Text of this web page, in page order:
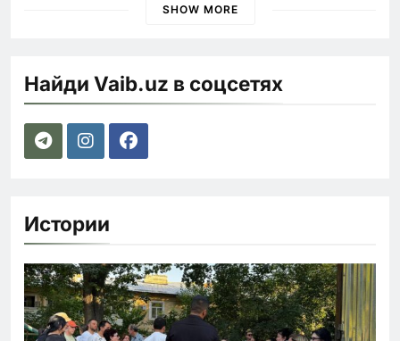
SHOW MORE
Найди Vaib.uz в соцсетях
Истории